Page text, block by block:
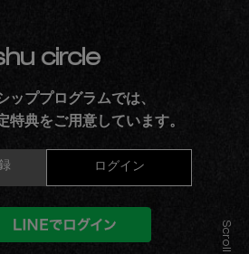
circle
ッププログラムでは、
特典をご用意しています。
ログイン
Scroll